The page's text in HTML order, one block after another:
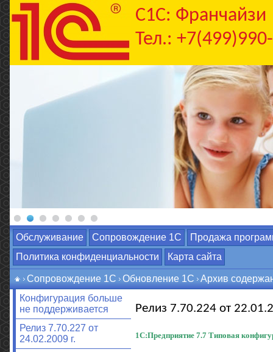
C1С: Франчайзи
Тел.:
Обслуживание Сопровождение 1С
Продажа
Политика конфиденциальности
Карта сайта
Сопровождение 1С Обновление 1С
Архив
Конфигурация больше
не поддерживается
Релиз 7.70.227 от
24.02.2009 г.
Релиз 7.70.224 от
1С:Предприятие 7.7 Типовая